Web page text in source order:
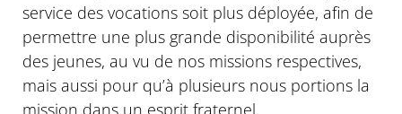
service des vocations soit plus déployée, afin de
permettre une plus grande disponibilité auprès
des jeunes, au vu de nos missions respectives,
mais aussi pour qu’à plusieurs nous portions la
mission dans un esprit fraternel.